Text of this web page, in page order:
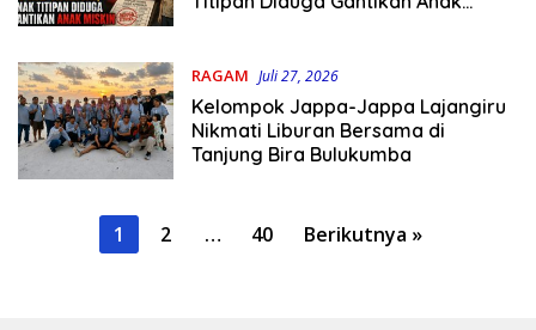
RAGAM Juli 27, 2026
Kelompok Jappa-Jappa Lajangiru
Nikmati Liburan Bersama di
Tanjung Bira Bulukumba
Paginasi
1 2 … 40 Berikutnya »